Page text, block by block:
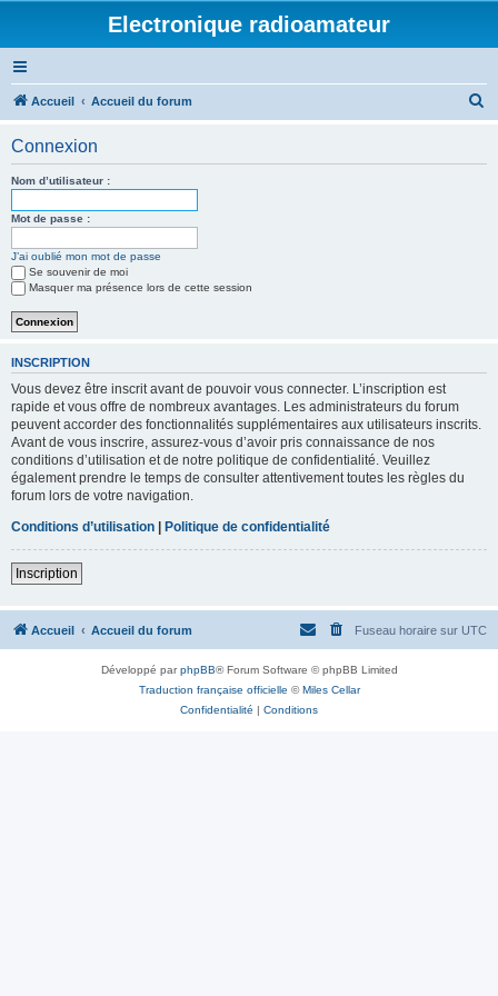
Electronique radioamateur
Accueil Accueil du forum
Connexion
Nom d’utilisateur :
Mot de passe :
J’ai oublié mon mot de passe
Se souvenir de moi
Masquer ma présence lors de cette session
INSCRIPTION
Vous devez être inscrit avant de pouvoir vous connecter. L’inscription est
rapide et vous offre de nombreux avantages. Les administrateurs du forum
peuvent accorder des fonctionnalités supplémentaires aux utilisateurs inscrits.
Avant de vous inscrire, assurez-vous d’avoir pris connaissance de nos
conditions d’utilisation et de notre politique de confidentialité. Veuillez
également prendre le temps de consulter attentivement toutes les règles du
forum lors de votre navigation.
Conditions d’utilisation | Politique de confidentialité
Inscription
Accueil Accueil du forum Fuseau horaire sur UTC
Développé parphpBB® Forum Software © phpBB Limited
Traduction française officielle ©Miles Cellar
Confidentialité | Conditions